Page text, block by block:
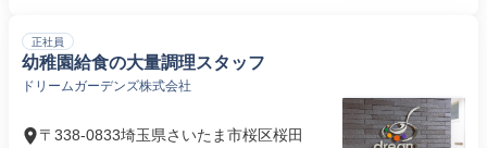
正社員
幼稚園給食の大量調理スタッフ
ドリームガーデンズ株式会社
〒338-0833埼玉県さいたま市桜区桜田